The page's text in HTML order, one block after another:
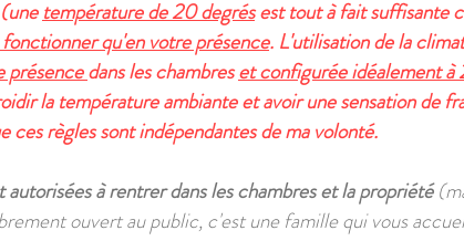
température de 20 degrésest tout à faitsuffisante
qu'en votre présence. L'utilisation de la
présencedans les chambreset configurée idéalement
la température ambiante et avoir une sensation de
règles sont indépendantes de ma volonté.
autorisées à rentrer dans les chambres et la propriété
ouvert au public, c'est une famille qui vous